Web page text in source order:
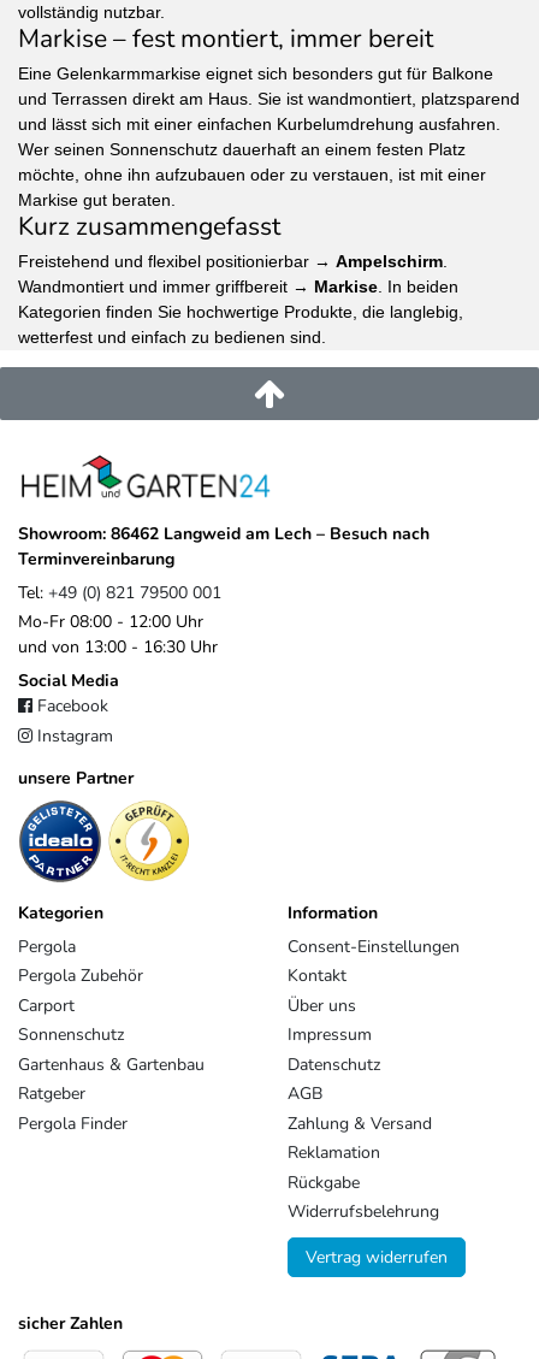
vollständig nutzbar.
Markise – fest montiert, immer bereit
Eine Gelenkarmmarkise eignet sich besonders gut für Balkone
und Terrassen direkt am Haus. Sie ist wandmontiert, platzsparend
und lässt sich mit einer einfachen Kurbelumdrehung ausfahren.
Wer seinen Sonnenschutz dauerhaft an einem festen Platz
möchte, ohne ihn aufzubauen oder zu verstauen, ist mit einer
Markise gut beraten.
Kurz zusammengefasst
Freistehend und flexibel positionierbar → Ampelschirm
Wandmontiert und immer griffbereit → Markise . In beiden
Kategorien finden Sie hochwertige Produkte, die langlebig,
wetterfest und einfach zu bedienen sind.
Showroom: 86462 Langweid am Lech – Besuch nach
Terminvereinbarung
Tel: +49 (0) 821 79500 001
Mo-Fr 08:00 - 12:00 Uhr
und von 13:00 - 16:30 Uhr
Social Media
Facebook
Instagram
unsere Partner
Kategorien
Pergola
Pergola Zubehör
Carport
Sonnenschutz
Gartenhaus & Gartenbau
Ratgeber
Pergola Finder
Information
Consent-Einstellungen
Kontakt
Über uns
Impressum
Datenschutz
AGB
Zahlung & Versand
Reklamation
Rückgabe
Widerrufsbelehrung
Vertrag widerrufen
sicher Zahlen